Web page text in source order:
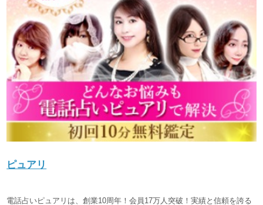
ピュアリ
電話占いピュアリは、創業10周年！会員17万人突破！実績と信頼を誇る